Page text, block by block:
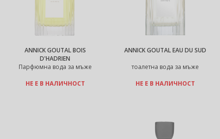
ANNICK GOUTAL BOIS
D'HADRIEN
Парфюмна вода за мъже
НЕ Е В НАЛИЧНОСТ
ANNICK GOUTAL EAU DU SUD
тоалетна вода за мъже
НЕ Е В НАЛИЧНОСТ